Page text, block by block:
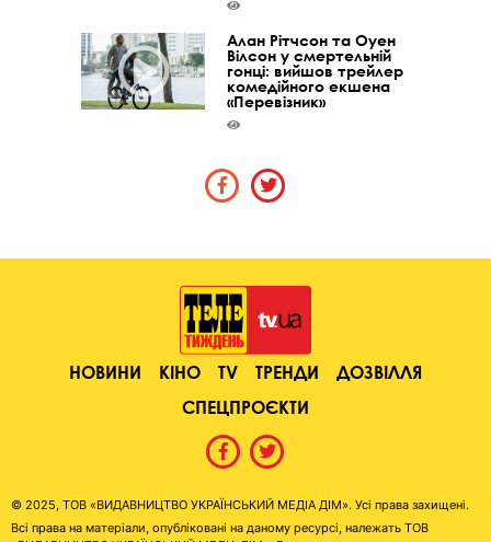
Алан Рітчсон та Оуен
Вілсон у смертельній
гонці: вийшов трейлер
комедійного екшена
«Перевізник»
НОВИНИ КІНО TV ТРЕНДИ
ДОЗВІЛЛЯ
СПЕЦПРОЄКТИ
© 2025, ТОВ «ВИДАВНИЦТВО УКРАЇНСЬКИЙ МЕДІА ДІМ». Усі права захищені.
Всі права на матеріали, опубліковані на даному ресурсі, належать ТОВ